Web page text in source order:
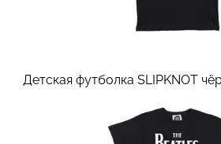
Детская футболка SLIPKNOT